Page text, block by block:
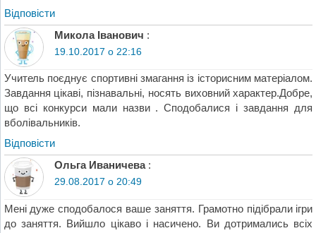
Відповіcти
Микола Іванович :
19.10.2017 о 22:16
Учитель поєднує спортивні змагання із історисним матеріалом.
Завдання цікаві, пізнавальні, носять виховний характер.Добре,
що всі конкурси мали назви . Сподобалися і завдання для
вболівальників.
Відповіcти
Ольга Иваничева :
29.08.2017 о 20:49
Мені дуже сподобалося ваше заняття. Грамотно підібрали ігри
до заняття. Вийшло цікаво і насичено. Ви дотримались всіх